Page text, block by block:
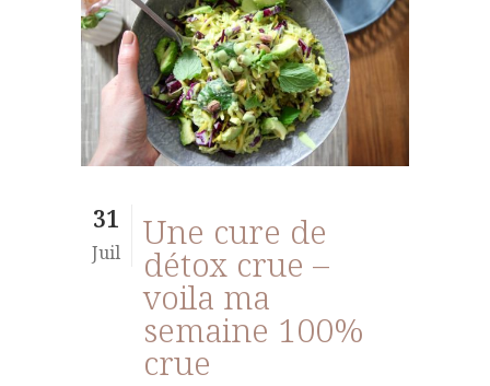
31
Juil Une cure de
détox crue –
voila ma
semaine 100%
crue